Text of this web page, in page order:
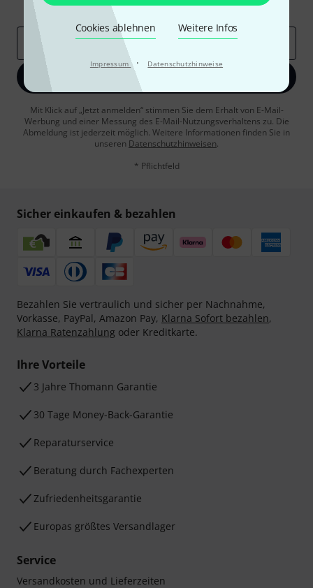
Cookies ablehnen Weitere Infos
Impressum · Datenschutzhinweise
Inspirierende Beiträge
Deals Thomann Insights
E-Mail-Adresse*
Jetzt anmelden
Mit Klick auf „Jetzt anmelden“ stimmen Sie dem Erhalt von E-Mail-
Werbung und einer Messung des E-Mail-Nutzungsverhaltens zu. Die
Abmeldung ist jederzeit möglich. Weitere Informationen finden Sie in
unseren Datenschutzhinweisen.
* Pflichtfeld
Sicher einkaufen & bezahlen
Bezahlen Sie vertraulich und sicher per Nachnahme,
Vorkasse, PayPal, Amazon Pay, Klarna Sofort bezahlen,
Klarna Ratenzahlung oder Kreditkarte.
Ihre Vorteile
3 Jahre Thomann Garantie
30 Tage Money-Back-Garantie
Reparaturservice
Beratung durch Fachexperten
Zufriedenheitsgarantie
Europas größtes Versandlager
Service
Versandkosten und Lieferzeiten